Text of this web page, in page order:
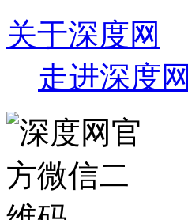
关于深度网
走进深度网